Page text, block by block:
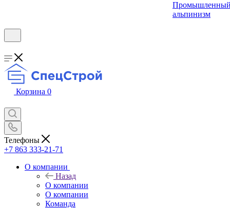
альпинизм
Корзина 0
Телефоны
+7 863 333-21-71
О компании
Назад
О компании
О компании
Команда